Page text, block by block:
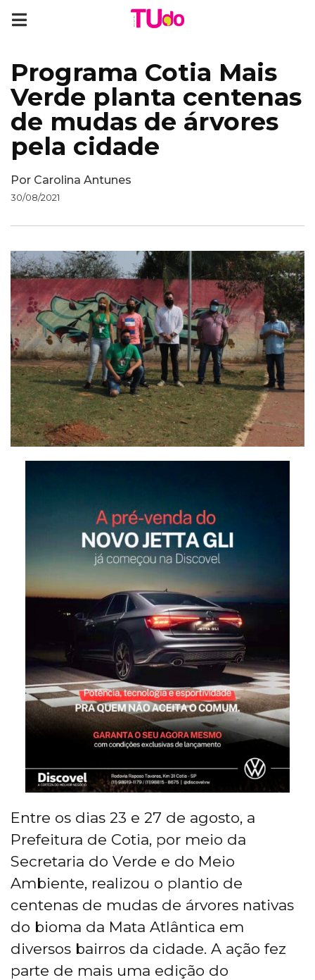
Programa Cotia Mais
Verde planta centenas
de mudas de árvores
pela cidade
Por Carolina Antunes
30/08/2021
Entre os dias 23 e 27 de agosto, a
Prefeitura de Cotia, por meio da
Secretaria do Verde e do Meio
Ambiente, realizou o plantio de
centenas de mudas de árvores nativas
do bioma da Mata Atlântica em
diversos bairros da cidade. A ação fez
parte de mais uma edição do